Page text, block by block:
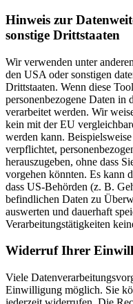
Hinweis zur
sonstige Drittstaaten
Wir verwenden unter
den USA oder sonstigen
Drittstaaten. Wenn diese
personenbezogene Daten in
verarbeitet werden. Wir
kein mit der EU
werden kann.
verpflichtet,
herauszugeben, ohne dass
vorgehen könnten. Es kann
dass US-Behörden (z. B.
befindlichen Daten zu
auswerten und dauerhaft
Verarbeitungstätigkeiten
Widerruf Ihrer
Viele
Einwilligung möglich. Sie